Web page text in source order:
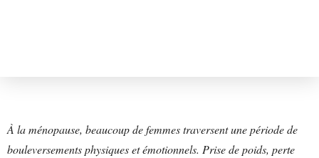
À la ménopause, beaucoup de femmes traversent une période de
bouleversements physiques et émotionnels. Prise de poids, perte